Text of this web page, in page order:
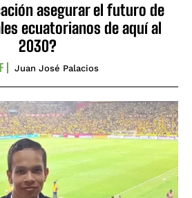
asegurar el futuro de
ecuatorianos de aquí al
2030?
Juan José Palacios